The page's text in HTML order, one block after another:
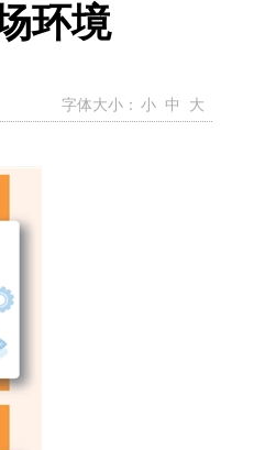
环境
字体大小： 小 中 大